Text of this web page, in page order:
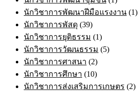
นักวิชาการพัฒนาฝีมือแรงงาน (1)
นักวิชาการพัสดุ (39)
นักวิชาการยุติธรรม (1)
นักวิชาการวัฒนธรรม (5)
นักวิชาการศาสนา (2)
นักวิชาการศึกษา (10)
นักวิชาการส่งเสริมการเกษตร (2)